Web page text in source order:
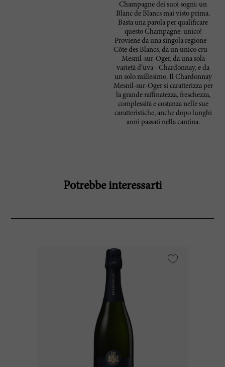
Champagne dei suoi sogni: un
Blanc de Blancs mai visto prima.
Basta una parola per qualificare
questo Champagne: unico!
Proviene da una singola regione –
Côte des Blancs, da un unico cru –
Mesnil-sur-Oger, da una sola
varietà d’uva - Chardonnay, e da
un solo millesimo. Il Chardonnay
Mesnil-sur-Oger si caratterizza per
la grande raffinatezza, freschezza,
complessità e costanza nelle sue
caratteristiche, anche dopo lunghi
anni passati nella cantina.
Potrebbe interessarti